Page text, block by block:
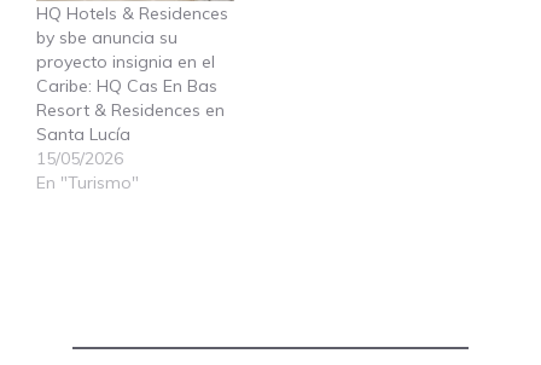
HQ Hotels & Residences
by sbe anuncia su
proyecto insignia en el
Caribe: HQ Cas En Bas
Resort & Residences en
Santa Lucía
15/05/2026
En "Turismo"